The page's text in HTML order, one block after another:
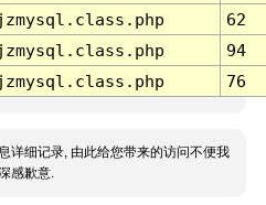
62
94
76
详细记录, 由此给您带来的访问不便我
感歉意.